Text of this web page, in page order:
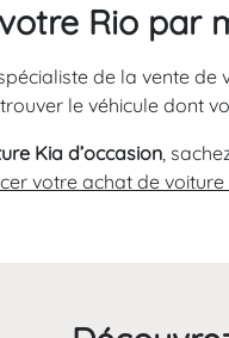
Rio par
de la vente de
le véhicule dont
Kia d’occasion,
votre achat de